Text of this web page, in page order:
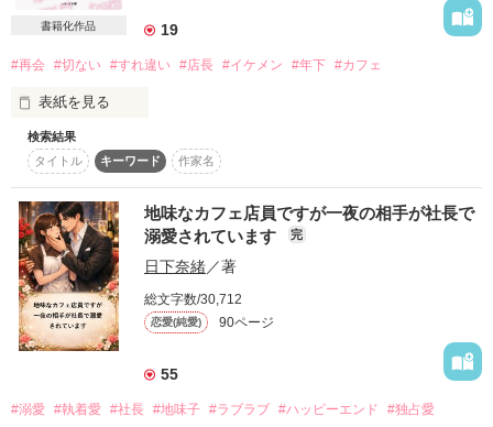
それから七年が経ち、私は三国くんとたまたま職場の書店で
再会した。
「……絵梨沙？」
「え、三国くん……？」
そんな中、私の七年越しの初恋の針が、再び動き出したーー
ー。
「俺はもう、絵梨沙のことを二度と離さない」
「祥太くん……」
「好きだ」
海外へ留学し猛勉強の末に弁護士となり、絵梨沙の前に現れた
ヒーロー
書籍化作品 19
#再会 #切ない #すれ違い #店長 #イケメン #年下 #カフェ
表紙を見る
** 原題：琥珀色の砂 **
もう、二度と
会うことはないと思っていた
気持ちも、奥底に封印した
────筈だった
×
検索結果
タイトル
キーワード 作家名
地味なカフェ店員ですが一夜の相手が社長で
溺愛されています
完
日下奈緒／著
総文字数/30,712
恋愛(純愛) 90ページ
55
#溺愛 #執着愛 #社長 #地味子 #ラブラブ #ハッピーエンド #独占愛